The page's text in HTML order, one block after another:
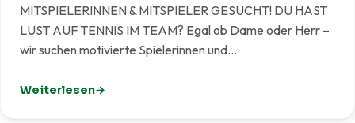
MITSPIELERINNEN & MITSPIELER GESUCHT! DU HAST
LUST AUF TENNIS IM TEAM? Egal ob Dame oder Herr –
wir suchen motivierte Spielerinnen und…
Weiterlesen
: 🎾 BTV MIXED-RUNDE SOMMER 2026 🎾